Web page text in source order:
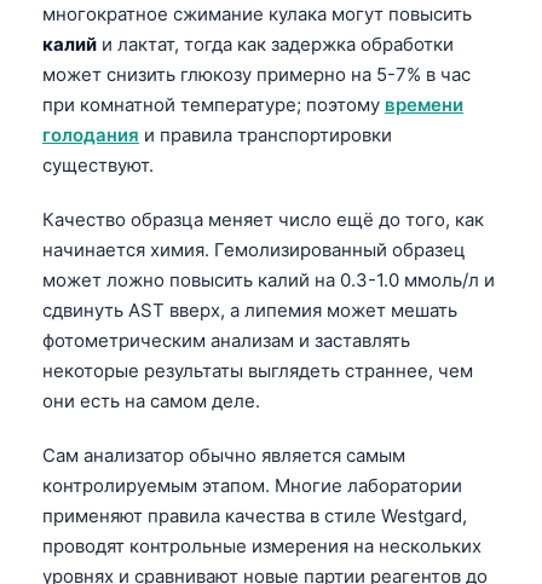
многократное сжимание кулака могут повысить
калий и лактат, тогда как задержка обработки
может снизить глюкозу примерно на 5-7% в час
при комнатной температуре; поэтому времени
голодания и правила транспортировки
существуют.
Качество образца меняет число ещё до того, как
начинается химия. Гемолизированный образец
может ложно повысить калий на 0.3-1.0 ммоль/л и
сдвинуть AST вверх, а липемия может мешать
фотометрическим анализам и заставлять
некоторые результаты выглядеть страннее, чем
они есть на самом деле.
Сам анализатор обычно является самым
контролируемым этапом. Многие лаборатории
применяют правила качества в стиле Westgard,
проводят контрольные измерения на нескольких
уровнях и сравнивают новые партии реагентов до